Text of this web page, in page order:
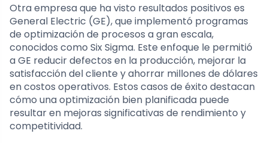
Otra empresa que ha visto resultados positivos es
General Electric (GE), que implementó programas
de optimización de procesos a gran escala,
conocidos como Six Sigma. Este enfoque le permitió
a GE reducir defectos en la producción, mejorar la
satisfacción del cliente y ahorrar millones de dólares
en costos operativos. Estos casos de éxito destacan
cómo una optimización bien planificada puede
resultar en mejoras significativas de rendimiento y
competitividad.